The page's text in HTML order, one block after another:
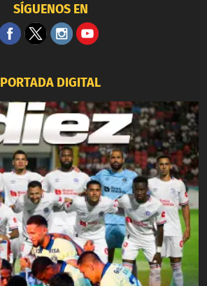
SÍGUENOS EN
PORTADA DIGITAL